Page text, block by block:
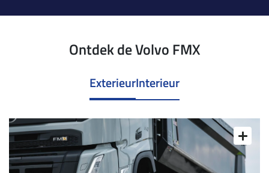
Ontdek de Volvo FMX
ExterieurInterieur